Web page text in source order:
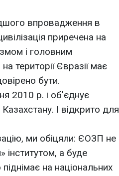
впровадження в
приречена на
і головним
території Євразії має
бути.
2010 р. і об'єднує
Казахстану. І відкрито для
ми обіцяли: ЄОЗП не
інститутом, а буде
на національних